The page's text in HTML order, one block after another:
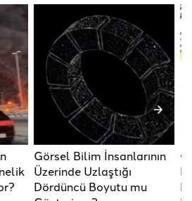
Görsel Bilim İnsanlarının
Üzerinde Uzlaştığı
Dördüncü Boyutu mu